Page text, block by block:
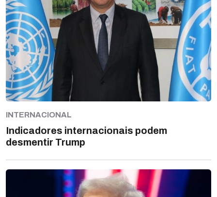
INTERNACIONAL
Indicadores internacionais podem
desmentir Trump